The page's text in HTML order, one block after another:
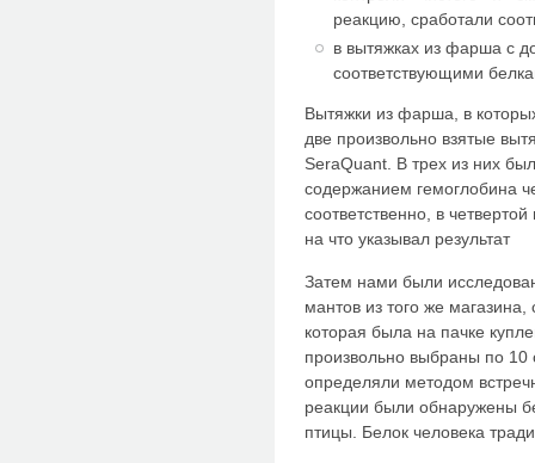
реакцию, сработали
в вытяжках из фарша с
соответствующими
Вытяжки из фарша, в
две произвольно взятые
SeraQuant. В трех из них
содержанием гемоглобина
соответственно, в
на что указывал результат
Затем нами были
мантов из того же
которая была на пачке
произвольно выбраны по
определяли методом
реакции были обнаружены
птицы. Белок человека